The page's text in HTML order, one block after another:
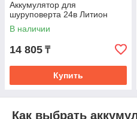
Устойчивость к нагрузке
бурении, сверлении,
задачах.
Экономия
— нет
Аккумуляторы от
«энергетическая подпитка»
он работал как зверь, а не
Аккумулятор для
шуруповерта 24в Литион
В наличии
14 805 ₸
Купить
Как выбрать